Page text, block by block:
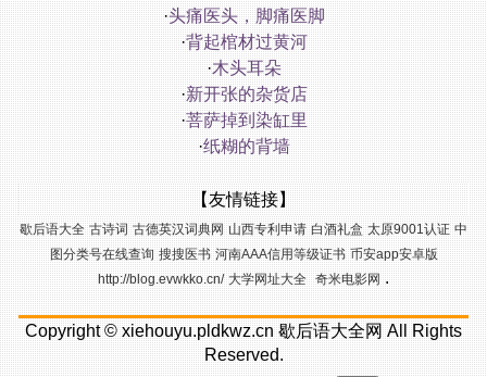
·头痛医头，脚痛医脚
·背起棺材过黄河
·木头耳朵
·新开张的杂货店
·菩萨掉到染缸里
·纸糊的背墙
【友情链接】
歇后语大全 古诗词 古德英汉词典网 山西专利申请 白酒礼盒 太原9001认证 中
图分类号在线查询 搜搜医书 河南AAA信用等级证书 币安app安卓版
http://blog.evwkko.cn/ 大学网址大全 奇米电影网.
Copyright ©xiehouyu.pldkwz.cn 歇后语大全网All Rights
Reserved.